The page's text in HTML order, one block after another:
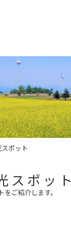
ポット
スポット
ご紹介します。